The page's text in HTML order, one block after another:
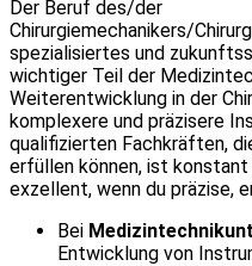
Der Beruf des/der
Chirurgiemechanikers/
spezialisiertes und
wichtiger Teil der
Weiterentwicklung in der
komplexere und präzisere
qualifizierten Fachkräften,
erfüllen können, ist
exzellent, wenn du präzise,
Bei
Entwicklung von